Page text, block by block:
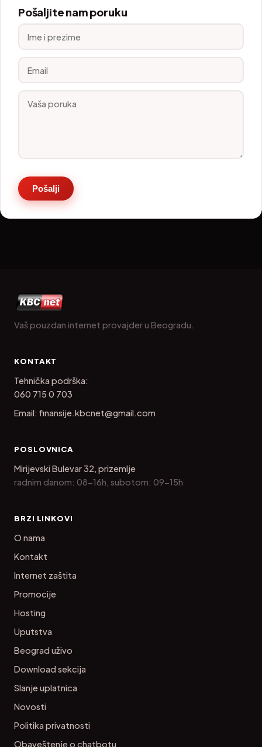
Pošaljite nam poruku
Pošalji
Vaš pouzdan internet provajder u Beogradu.
KONTAKT
Tehnička podrška:
060 715 0 703
Email: finansije.kbcnet@gmail.com
POSLOVNICA
Mirijevski Bulevar 32, prizemlje
radnim danom: 08-16h, subotom: 09-15h
BRZI LINKOVI
O nama
Kontakt
Internet zaštita
Promocije
Hosting
Uputstva
Beograd uživo
Download sekcija
Slanje uplatnica
Novosti
Politika privatnosti
Obaveštenje o chatbotu